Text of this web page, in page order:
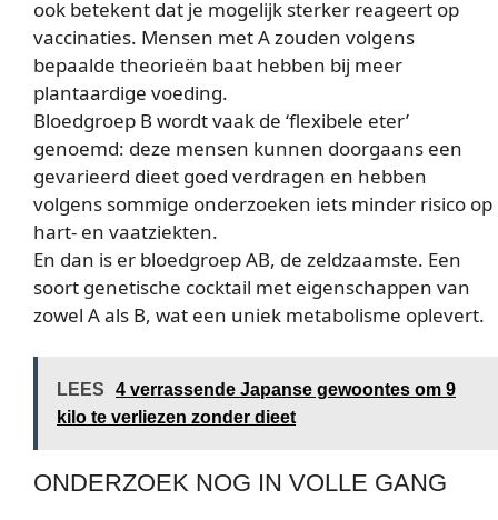
ook betekent dat je mogelijk sterker reageert op
vaccinaties. Mensen met A zouden volgens
bepaalde theorieën baat hebben bij meer
plantaardige voeding.
Bloedgroep B wordt vaak de ‘flexibele eter’
genoemd: deze mensen kunnen doorgaans een
gevarieerd dieet goed verdragen en hebben
volgens sommige onderzoeken iets minder risico op
hart- en vaatziekten.
En dan is er bloedgroep AB, de zeldzaamste. Een
soort genetische cocktail met eigenschappen van
zowel A als B, wat een uniek metabolisme oplevert.
LEES
4 verrassende Japanse gewoontes om 9
kilo te verliezen zonder dieet
ONDERZOEK NOG IN VOLLE GANG